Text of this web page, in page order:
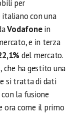
per
con una
Vodafonein
e in terza
del mercato.
, che ha gestito una
si tratta di dati
la fusione
ora come il primo